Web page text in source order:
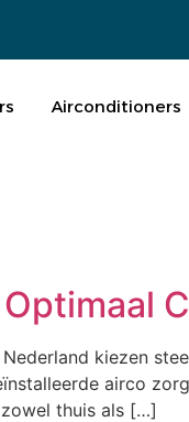
Airconditioners
kiezen
airco
thuis als […]